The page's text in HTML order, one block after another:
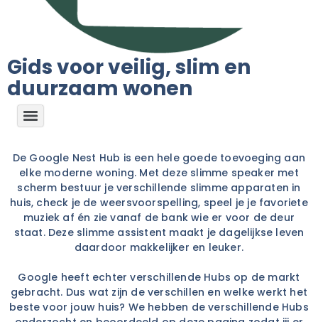
Gids voor veilig, slim en
duurzaam wonen
De Google Nest Hub is een hele goede toevoeging aan
elke moderne woning. Met deze slimme speaker met
scherm bestuur je verschillende slimme apparaten in
huis, check je de weersvoorspelling, speel je je favoriete
muziek af én zie vanaf de bank wie er voor de deur
staat. Deze slimme assistent maakt je dagelijkse leven
daardoor makkelijker en leuker.
Google heeft echter verschillende Hubs op de markt
gebracht. Dus wat zijn de verschillen en welke werkt het
beste voor jouw huis? We hebben de verschillende Hubs